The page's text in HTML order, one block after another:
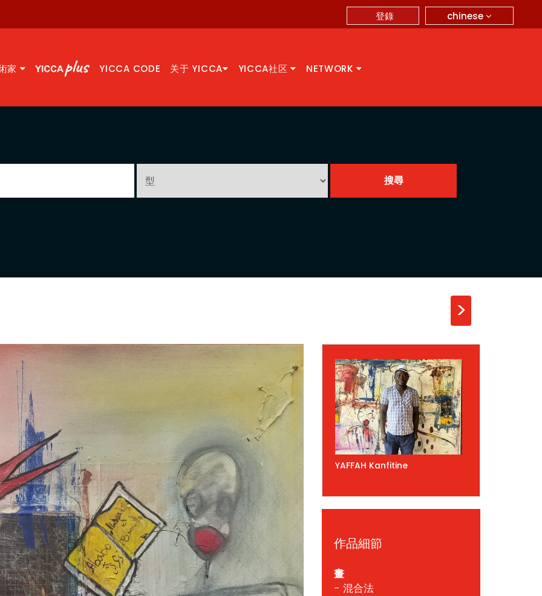
chinese
登錄
家 YICCA CODE 关于 YICCA YICCA社区 NETWORK
>
YAFFAH Kanfitine
作品細節
畫
- 混合法